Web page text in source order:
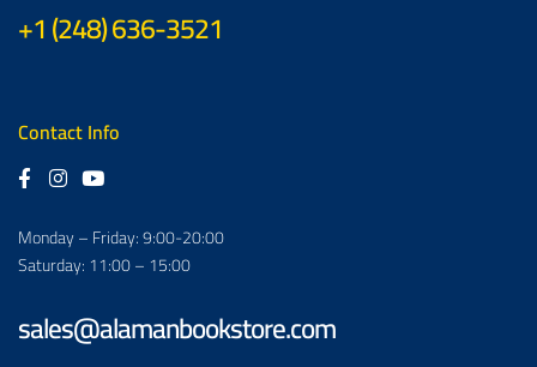
+1 (248) 636-3521
Contact Info
Monday – Friday: 9:00-20:00
Saturday: 11:00 – 15:00
sales@alamanbookstore.com